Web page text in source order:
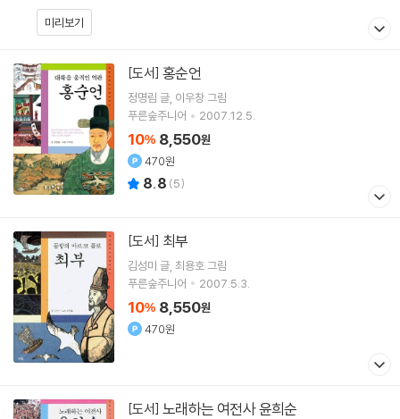
미리보기
[도서] 홍순언
정명림 글 이우창그림
푸른숲주니어
2007.12.5.
10% 8,550원
470원
8.8 (5)
[도서] 최부
김성미 글 최용호그림
푸른숲주니어
2007.5.3.
10% 8,550원
470원
[도서] 노래하는 여전사 윤희순